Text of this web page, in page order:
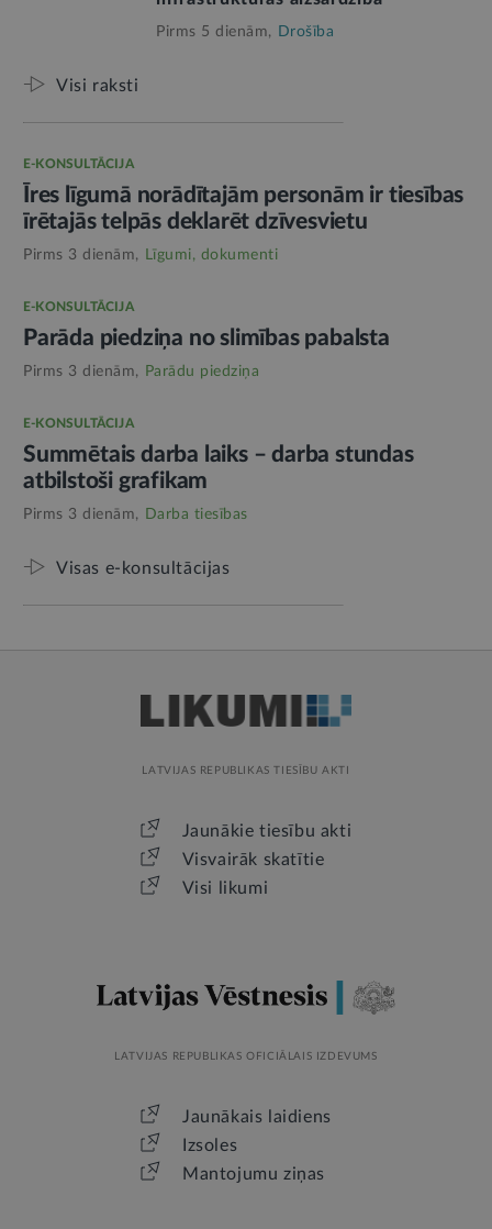
Pirms 5 dienām, Drošība
Visi raksti
E-KONSULTĀCIJA
Īres līgumā norādītajām personām ir tiesības
īrētajās telpās deklarēt dzīvesvietu
Pirms 3 dienām, Līgumi, dokumenti
E-KONSULTĀCIJA
Parāda piedziņa no slimības pabalsta
Pirms 3 dienām, Parādu piedziņa
E-KONSULTĀCIJA
Summētais darba laiks – darba stundas
atbilstoši grafikam
Pirms 3 dienām, Darba tiesības
Visas e-konsultācijas
LATVIJAS REPUBLIKAS TIESĪBU AKTI
Jaunākie tiesību akti
Visvairāk skatītie
Visi likumi
LATVIJAS REPUBLIKAS OFICIĀLAIS IZDEVUMS
Jaunākais laidiens
Izsoles
Mantojumu ziņas